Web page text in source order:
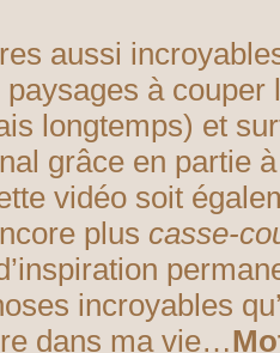
aussi
à couper
longtemps) et
grâce en partie
vidéo soit
plus casse-
incroyables
dans ma vie…